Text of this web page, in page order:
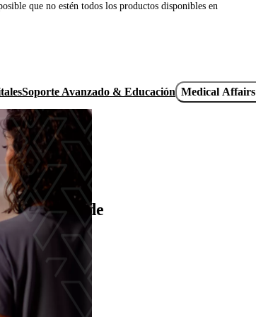
que no estén todos los productos disponibles en
Soporte Avanzado & Educación Medical Affairs
de